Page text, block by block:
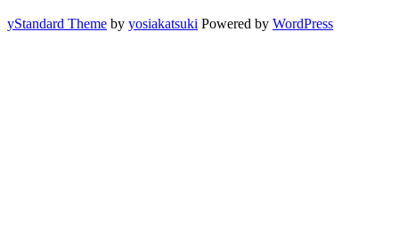
yStandard Theme by yosiakatsuki Powered by WordPress